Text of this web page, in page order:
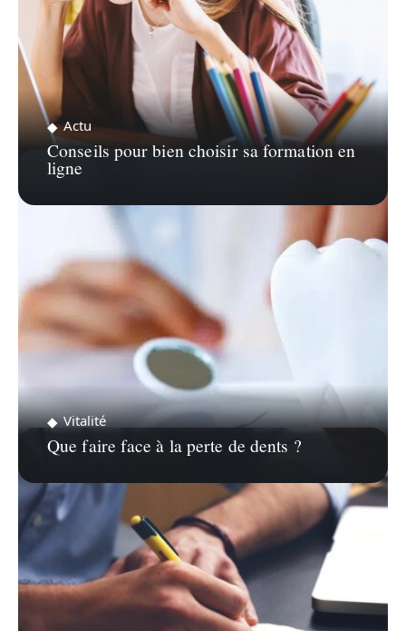
Actu
Conseils pour bien choisir sa formation en
ligne
Vitalité
Que faire face à la perte de dents ?